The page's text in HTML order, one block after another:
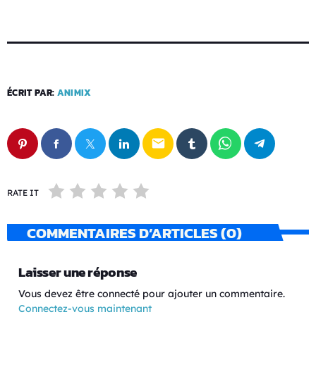
ÉCRIT PAR: ANIMIX
email
RATE IT
COMMENTAIRES D’ARTICLES (0)
Laisser une réponse
Vous devez être connecté pour ajouter un commentaire.
Connectez-vous maintenant